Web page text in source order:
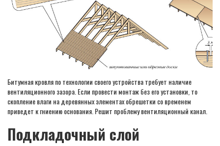
Битумная кровля по технологии своего устройства требует наличие
вентиляционного зазора. Если провести монтаж без его установки, то
скопление влаги на деревянных элементах обрешетки со временем
приведет к гниению основания. Решит проблему вентиляционный канал.
Подкладочный слой